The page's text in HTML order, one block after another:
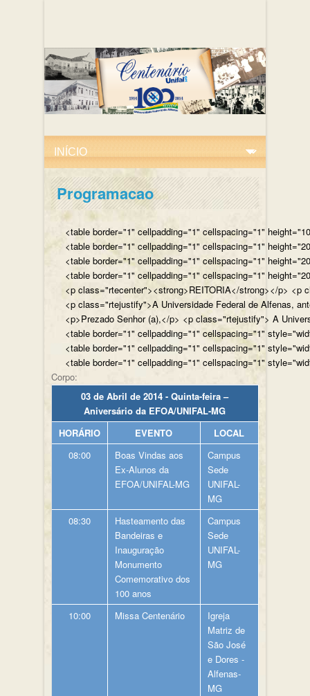
Programacao
<table border="1" cellpadding="1" cellspacing="1"
<table border="1" cellpadding="1" cellspacing="1"
<table border="1" cellpadding="1" cellspacing="1"
<table border="1" cellpadding="1" cellspacing="1"
<p class="rtecenter"><strong>REITORIA</strong></p> <p
<p class="rtejustify">A Universidade Federal de Alfenas,
<p>Prezado Senhor (a),</p> <p class="rtejustify"> A
<table border="1" cellpadding="1" cellspacing="1"
<table border="1" cellpadding="1" cellspacing="1"
<table border="1" cellpadding="1" cellspacing="1"
Corpo:
03 de Abril de 2014 - Quinta-feira –
Aniversário da EFOA/UNIFAL-MG
HORÁRIO
EVENTO
LOCAL
08:00
Boas Vindas aos
Ex-Alunos da
EFOA/UNIFAL-MG
Campus
Sede
UNIFAL-
MG
08:30
Hasteamento das
Bandeiras e
Inauguração
Monumento
Comemorativo dos
100 anos
Campus
Sede
UNIFAL-
MG
10:00 Missa Centenário
Igreja
Matriz de
São José
e Dores -
Alfenas-
MG